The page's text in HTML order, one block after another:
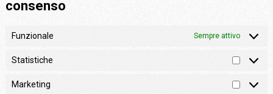
consenso
Funzionale Sempre attivo
Statistiche
Marketing